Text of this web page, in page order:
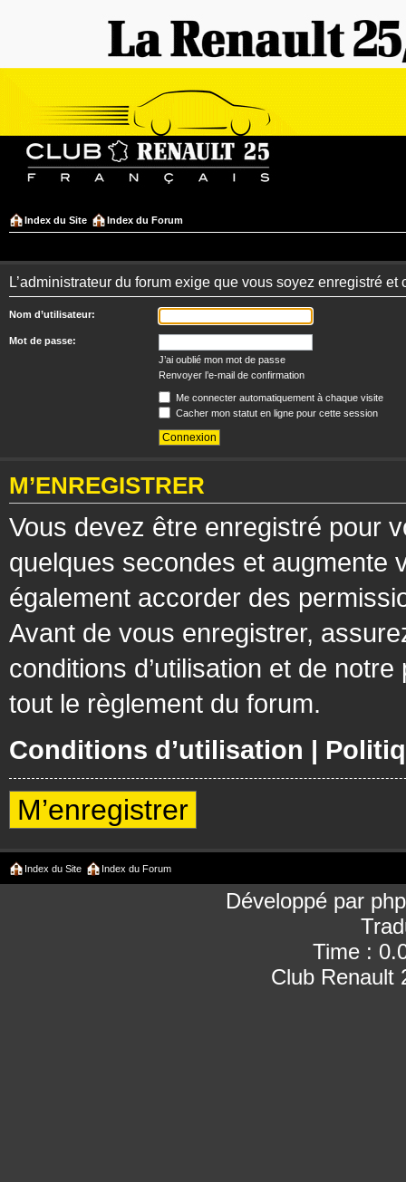
Index du Site Index du Forum
L’administrateur du forum exige que vous soyez enregistré
Nom d’utilisateur:
Mot de passe:
J’ai oublié mon mot de passe
Renvoyer l’e-mail de confirmation
Me connecter automatiquement à chaque visite
Cacher mon statut en ligne pour cette session
M’ENREGISTRER
Vous devez être enregistré pour
quelques secondes et augmente
également accorder des
Avant de vous enregistrer,
conditions d’utilisation et de
tout le règlement du forum.
Conditions d’utilisation |
M’enregistrer
Index du Site Index du Forum
Développé par
Time :
Club Renault